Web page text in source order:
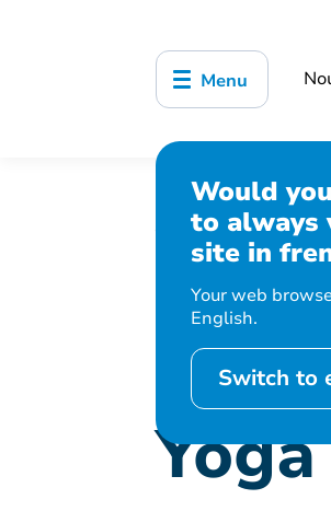
Menu
Would
to always
site in
Your web
English.
Switch to
Accueil
Yoga Flow doux et